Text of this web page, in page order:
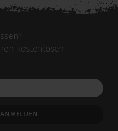
kostenlosen